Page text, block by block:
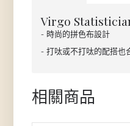
Virgo
- 時尚的拼色布設計
- 打呔或不打呔的配搭也
相關商品